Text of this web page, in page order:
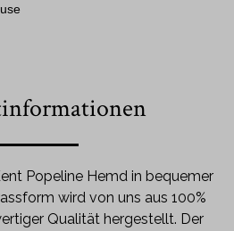
Popeline Hemd in bequemer
wird von uns aus 100%
Qualität hergestellt. Der